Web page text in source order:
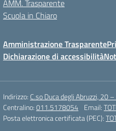
AMM. Trasparente
Scuola in Chiaro
Amministrazione Trasparente
Dichiarazione di accessibilità
Indirizzo: C.so Duca degli Abruzzi, 20
Centralino:011.5178054 Email:
Posta elettronica certificata (PEC):